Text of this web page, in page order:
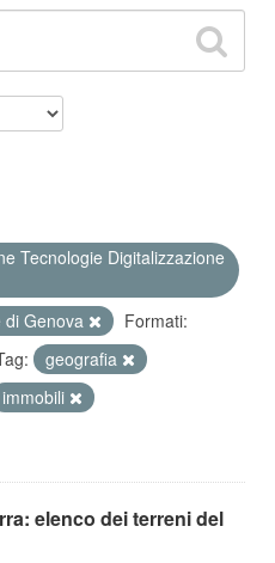
Tecnologie Digitalizzazione
di Genova
Formati:
geografia
immobili
elenco dei terreni del